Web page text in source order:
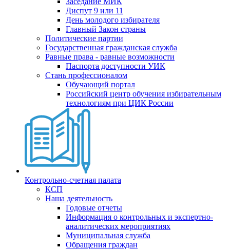
Диспут 9 или 11
День молодого избирателя
Главный Закон страны
Политические партии
Государственная гражданская служба
Равные права - равные возможности
Паспорта доступности УИК
Стань профессионалом
Обучающий портал
Российский центр обучения избирательным
технологиям при ЦИК России
Контрольно-счетная палата
КСП
Наша деятельность
Годовые отчеты
Информация о контрольных и экспертно-
аналитических мероприятиях
Муниципальная служба
Обращения граждан